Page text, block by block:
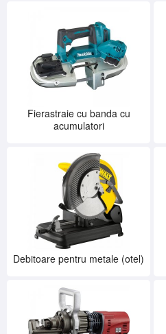
RESIGILATE
LICHIDARE
CATALOAGE
PRODUCATORI
AUTENTIFICARE
Fierastraie cu banda cu
acumulatori
Debitoare pentru metale (otel)